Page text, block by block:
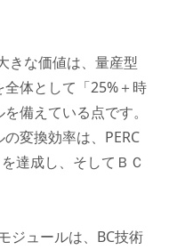
きな価値は、量産型
体として「25%＋時
備えている点です。
変換効率は、PERC
達成し、そしてＢＣ
ジュールは、BC技術